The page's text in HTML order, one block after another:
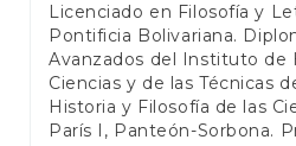
Licenciado en Filosofía y
Pontificia Bolivariana.
Avanzados del Instituto de
Ciencias y de las Técnicas
Historia y Filosofía de las
París I, Panteón-Sorbona.